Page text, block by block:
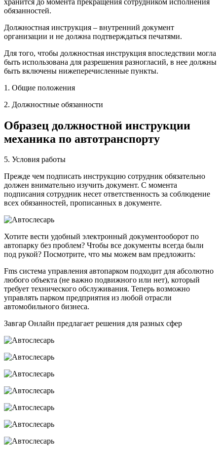
обязанностей.
Должностная инструкция – внутренний документ
организации и не должна подтверждаться печатями.
Для того, чтобы должностная инструкция впоследствии могла
быть использована для разрешения разногласий, в нее должны
быть включены нижеперечисленные пункты.
1. Общие положения
2. Должностные обязанности
Образец должностной инструкции
механика по автотранспорту
5. Условия работы
Прежде чем подписать инструкцию сотрудник обязательно
должен внимательно изучить документ. С момента
подписания сотрудник несет ответственность за соблюдение
всех обязанностей, прописанных в документе.
Хотите вести удобный электронный документооборот по
автопарку без проблем? Чтобы все документы всегда были
под рукой? Посмотрите, что мы можем вам предложить:
Fms система управления автопарком подходит для абсолютно
любого объекта (не важно подвижного или нет), который
требует технического обслуживания. Теперь возможно
управлять парком предприятия из любой отрасли
автомобильного бизнеса.
Завгар Онлайн предлагает решения для разных сфер